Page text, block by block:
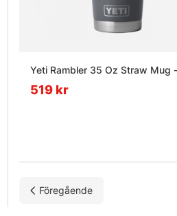
Yeti Rambler 35 Oz Straw Mug
519 kr
Föregående